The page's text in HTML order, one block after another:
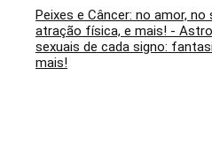
Peixes e Câncer: no amor, no
atração física, e mais! -
sexuais de cada signo:
mais!